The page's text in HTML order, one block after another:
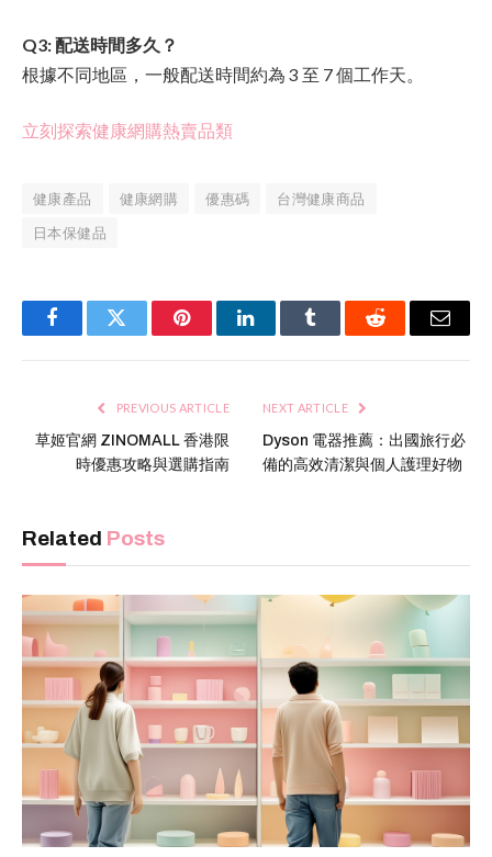
Q3: 配送時間多久？
根據不同地區，一般配送時間約為 3 至 7 個工作天。
立刻探索健康網購熱賣品類
健康產品 健康網購 優惠碼
台灣健康商品
日本保健品
FacebookTwitter PinterestLinkedInTumblr Reddit Email
PREVIOUS ARTICLE
草姬官網 ZINOMALL 香港限
時優惠攻略與選購指南
NEXT ARTICLE
Dyson 電器推薦：出國旅行必
備的高效清潔與個人護理好物
Related Posts